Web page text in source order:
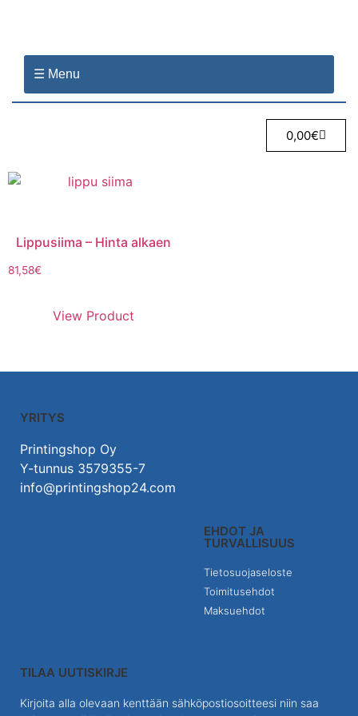
☰ Menu
0,00€
Lippusiima – Hinta alkaen
81,58€
View Product
YRITYS
Printingshop Oy
Y-tunnus 3579355-7
info@printingshop24.com
EHDOT JA
TURVALLISUUS
Tietosuojaseloste
Toimitusehdot
Maksuehdot
TILAA UUTISKIRJE
Kirjoita alla olevaan kenttään sähköpostiosoitteesi niin saa